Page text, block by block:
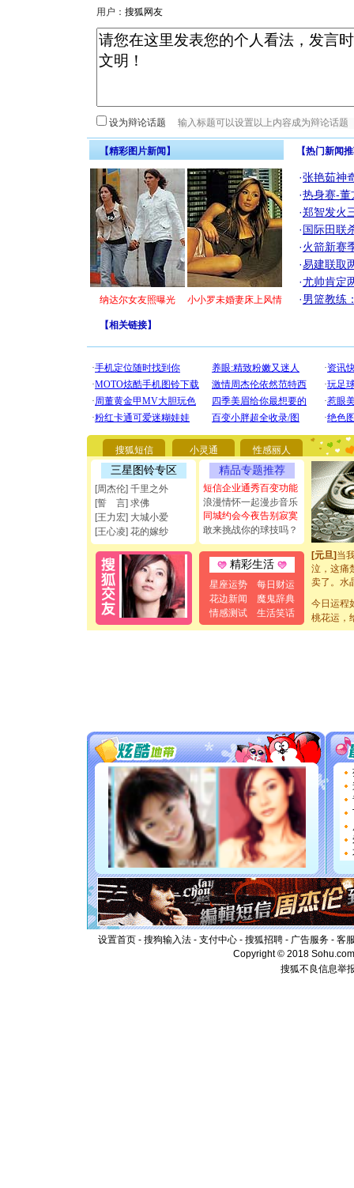
用户：
设为辩论话题
【精彩图片新闻】
纳达尔女友照曝光 小小罗未婚妻床上风情
【热门新闻
·张艳茹神
·热身赛-董
·郑智发火
·国际田联
·火箭新赛
·易建联取
·尤帅肯定
·男篮教练
【相关链接】
搜狐短信 小灵通 性感丽人
三星图铃专区
[周杰伦] 千里之外
[誓 言] 求佛
[王力宏] 大城小爱
[王心凌] 花的嫁纱
精品专题推荐
短信企业通秀百变功能
浪漫情怀一起漫步音乐
同城约会今夜告别寂寞
敢来挑战你的球技吗？
精彩生活
星座运势
每日财运
花边新闻
魔鬼辞典
情感测试
生活笑话
[圣诞节]
你太多
要平安
[圣诞节]
能正大
[圣诞节]
如意,快
[元旦]看
断电。爱
你是我专
[元旦]如
起；二是
离。水晶
[元旦]当
泣，这痛
卖了。水
[春节]
风
颜！冬去
道一声平
[春节]传
都要快乐
[圣诞节]
如意,快
[元旦]
看
断电。
你是我
[元旦]
起；二
离。水
[元旦] 当
泣，这痛
卖了。水
[春节]风
颜！冬去
道一声平
[春节] 传
片叶子是
送你一棵
今日运程
桃花运，
设置首页 - 搜狗输入法 - 支付中心 - 搜狐招聘 - 广告服务 - 客
Copyright © 2018
搜狐不良信息举